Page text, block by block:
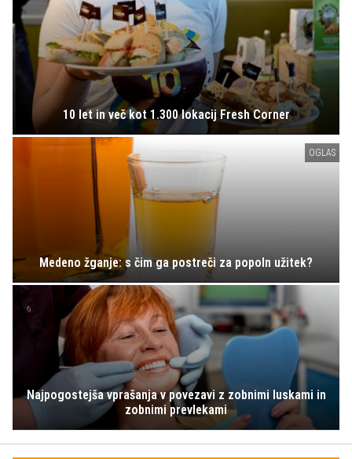
10 let in več kot 1.300 lokacij Fresh Corner
OGLAS
Medeno žganje: s čim ga postreči za popoln užitek?
Najpogostejša vprašanja v povezavi z zobnimi luskami in
zobnimi prevlekami